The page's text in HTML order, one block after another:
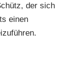
der sich
einen